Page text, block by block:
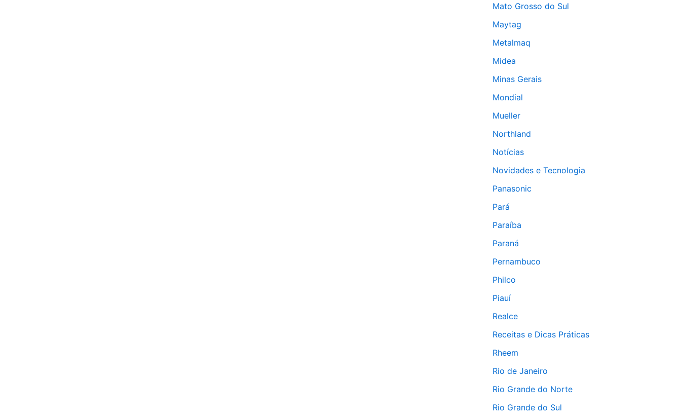
Mato Grosso do Sul
Maytag
Metalmaq
Midea
Minas Gerais
Mondial
Mueller
Northland
Notícias
Novidades e Tecnologia
Panasonic
Pará
Paraíba
Paraná
Pernambuco
Philco
Piauí
Realce
Receitas e Dicas Práticas
Rheem
Rio de Janeiro
Rio Grande do Norte
Rio Grande do Sul